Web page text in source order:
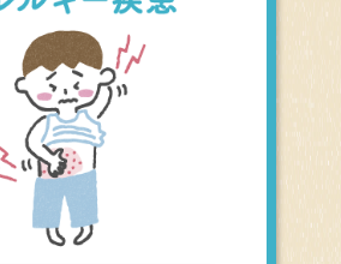
膚炎
食物アレルギー
キシー